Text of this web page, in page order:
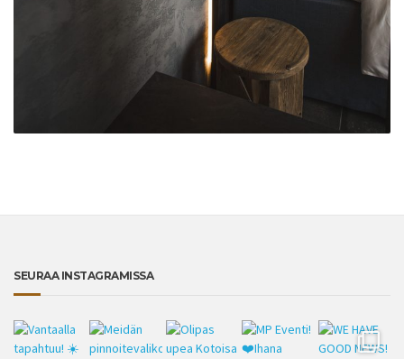
SEURAA INSTAGRAMISSA